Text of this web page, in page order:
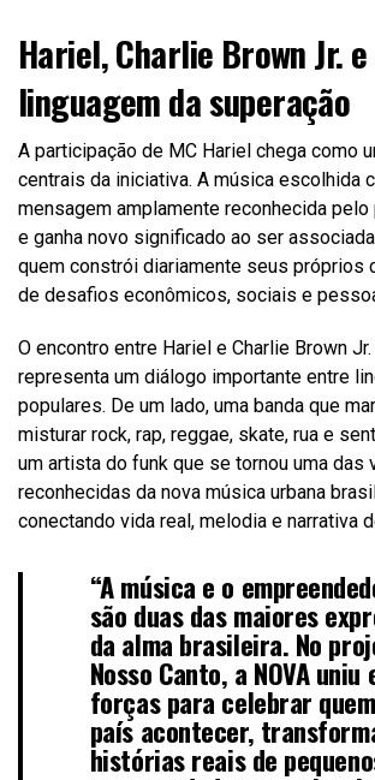
Hariel, Charlie Brown Jr.
linguagem da superação
A participação de MC Hariel chega como
centrais da iniciativa. A música escolhida
mensagem amplamente reconhecida
e ganha novo significado ao ser
quem constrói diariamente seus próprios
de desafios econômicos, sociais e
O encontro entre Hariel e Charlie Brown
representa um diálogo importante entre
populares. De um lado, uma banda que
misturar rock, rap, reggae, skate, rua e
um artista do funk que se tornou uma das
reconhecidas da nova música urbana
conectando vida real, melodia e narrativa
“A música e o
são duas das maiores
da alma brasileira. No
Nosso Canto, a NOVA uniu
forças para celebrar
país acontecer,
histórias reais de